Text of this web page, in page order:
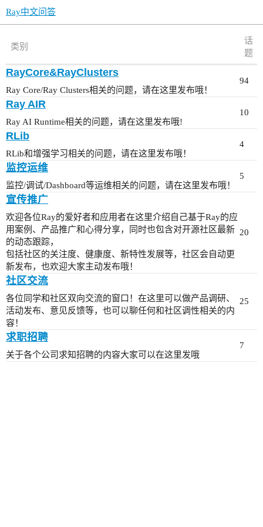
Ray中文问答
类别
话
题
RayCore&RayClusters
Ray Core/Ray Clusters相关的问题，请在这里发布哦！
94
Ray AIR
Ray AI Runtime相关的问题，请在这里发布哦!
10
RLib
RLib和增强学习相关的问题，请在这里发布哦！
4
监控运维
监控/调试/Dashboard等运维相关的问题，请在这里发布哦！
5
宣传推广
欢迎各位Ray的爱好者和应用者在这里介绍自己基于Ray的应
用案例、产品推广和心得分享，同时也包含对开源社区最新
的动态跟踪，
包括社区的关注度、健康度、新特性发展等，社区会自动更
新发布，也欢迎大家主动发布哦！
20
社区交流
各位同学和社区双向交流的窗口！在这里可以做产品调研、
活动发布、意见反馈等，也可以聊任何和社区调性相关的内
容！
25
求职招聘
关于各个公司求知招聘的内容大家可以在这里发哦
7